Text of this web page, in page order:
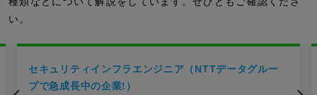
い。
セキュリティインフラエンジニア（NTTデータグルー
プで急成長中の企業!）